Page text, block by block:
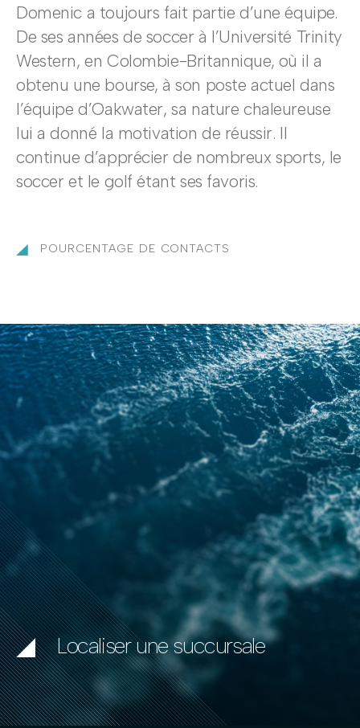
Domenic a toujours fait partie d’une équipe.
De ses années de soccer à l’Université Trinity
Western, en Colombie-Britannique, où il a
obtenu une bourse, à son poste actuel dans
l’équipe d’Oakwater, sa nature chaleureuse
lui a donné la motivation de réussir. Il
continue d’apprécier de nombreux sports, le
soccer et le golf étant ses favoris.
POURCENTAGE DE CONTACTS
Localiser une succursale